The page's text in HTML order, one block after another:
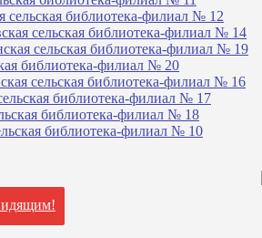
сельская библиотека-филиал № 12
сельская библиотека-филиал № 14
сельская библиотека-филиал № 19
библиотека-филиал № 20
сельская библиотека-филиал № 16
библиотека-филиал № 17
библиотека-филиал № 18
библиотека-филиал № 10